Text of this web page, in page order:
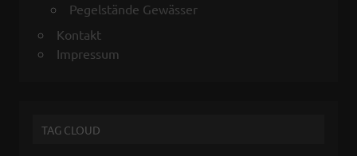
Pegelstände Gewässer
Kontakt
Impressum
TAG CLOUD